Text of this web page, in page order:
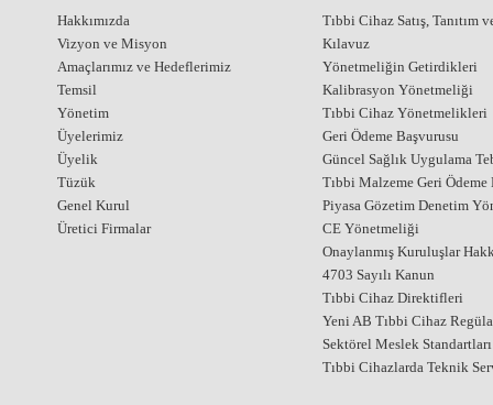
Hakkımızda
Vizyon ve Misyon
Amaçlarımız ve Hedeflerimiz
Temsil
Yönetim
Üyelerimiz
Üyelik
Tüzük
Genel Kurul
Üretici Firmalar
Tıbbi Cihaz Satış, Tanıtım
Kılavuz
Yönetmeliğin Getirdikleri
Kalibrasyon Yönetmeliği
Tıbbi Cihaz Yönetmelikleri
Geri Ödeme Başvurusu
Güncel Sağlık Uygulama
Tıbbi Malzeme Geri Ödeme
Piyasa Gözetim Denetim
CE Yönetmeliği
Onaylanmış Kuruluşlar
4703 Sayılı Kanun
Tıbbi Cihaz Direktifleri
Yeni AB Tıbbi Cihaz
Sektörel Meslek Standartları
Tıbbi Cihazlarda Teknik